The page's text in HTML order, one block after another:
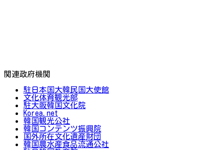
関連政府機関
駐日本国大韓民国大使館
文化体育観光部
駐大阪韓国文化院
Korea.net
韓国観光公社
韓国コンテンツ振興院
国外所在文化遺産財団
韓国農水産食品流通公社